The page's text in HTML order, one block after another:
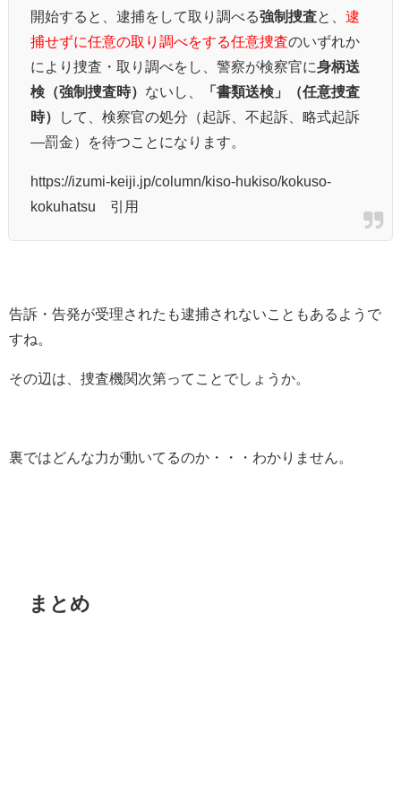
開始すると、逮捕をして取り調べる強制捜査と、 逮
捕せずに任意の取り調べをする任意捜査のいずれか
により捜査・取り調べをし、警察が検察官に身柄送
検（強制捜査時） ないし、
「書類送検」（任意捜査
時）
して、検察官の処分（起訴、不起訴、略式起訴
―罰金）を待つことになります。
https://izumi-keiji.jp/column/kiso-hukiso/kokuso-
kokuhatsu 引用
告訴・告発が受理されたも逮捕されないこともあるようで
すね。
その辺は、捜査機関次第ってことでしょうか。
裏ではどんな力が動いてるのか・・・わかりません。
まとめ